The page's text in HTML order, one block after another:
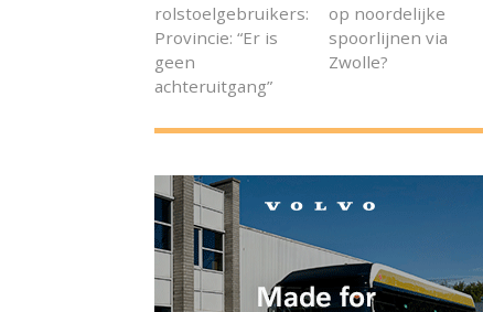
rolstoelgebruikers:
Provincie: “Er is
geen
achteruitgang”
op noordelijke
spoorlijnen via
Zwolle?